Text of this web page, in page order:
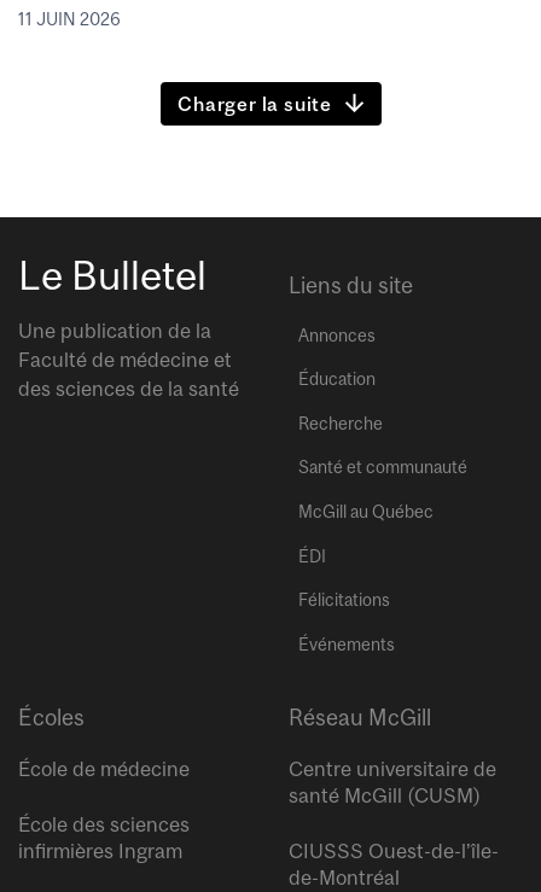
11 JUIN 2026
Charger la suite
Le Bulletel
Une publication de la
Faculté de médecine et
des sciences de la santé
Liens du site
Annonces
Éducation
Recherche
Santé et communauté
McGill au Québec
ÉDI
Félicitations
Événements
Écoles
École de médecine
École des sciences
infirmières Ingram
Réseau McGill
Centre universitaire de
santé McGill (CUSM)
CIUSSS Ouest-de-l’île-
de-Montréal